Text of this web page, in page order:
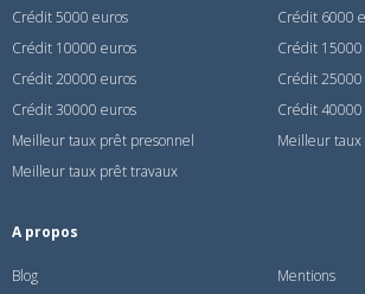
Crédit 5000 euros
Crédit 6000
Crédit 10000 euros
Crédit
Crédit 20000 euros
Crédit
Crédit 30000 euros
Crédit
Meilleur taux prêt presonnel
Meilleur
Meilleur taux prêt travaux
A propos
Blog Mentions